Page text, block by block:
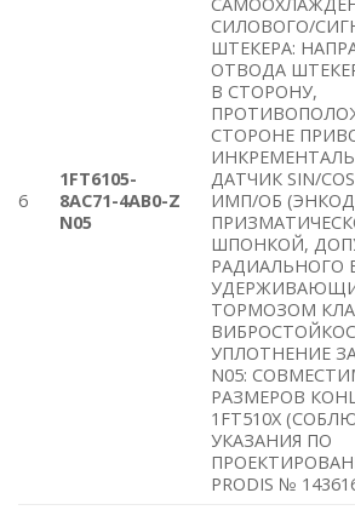
6
1FT6105-
8AC71-4AB0-Z
N05
СИЛОВОГО/
ШТЕКЕРА:
ОТВОДА
В СТОРОНУ,
СТОРОНЕ
ДАТЧИК SIN/
ИМП/ОБ
ШПОНКОЙ,
РАДИАЛЬНОГО
ТОРМОЗОМ
УПЛОТНЕНИЕ
N05:
РАЗМЕРОВ
1FT510X
УКАЗАНИЯ ПО
PRODIS №